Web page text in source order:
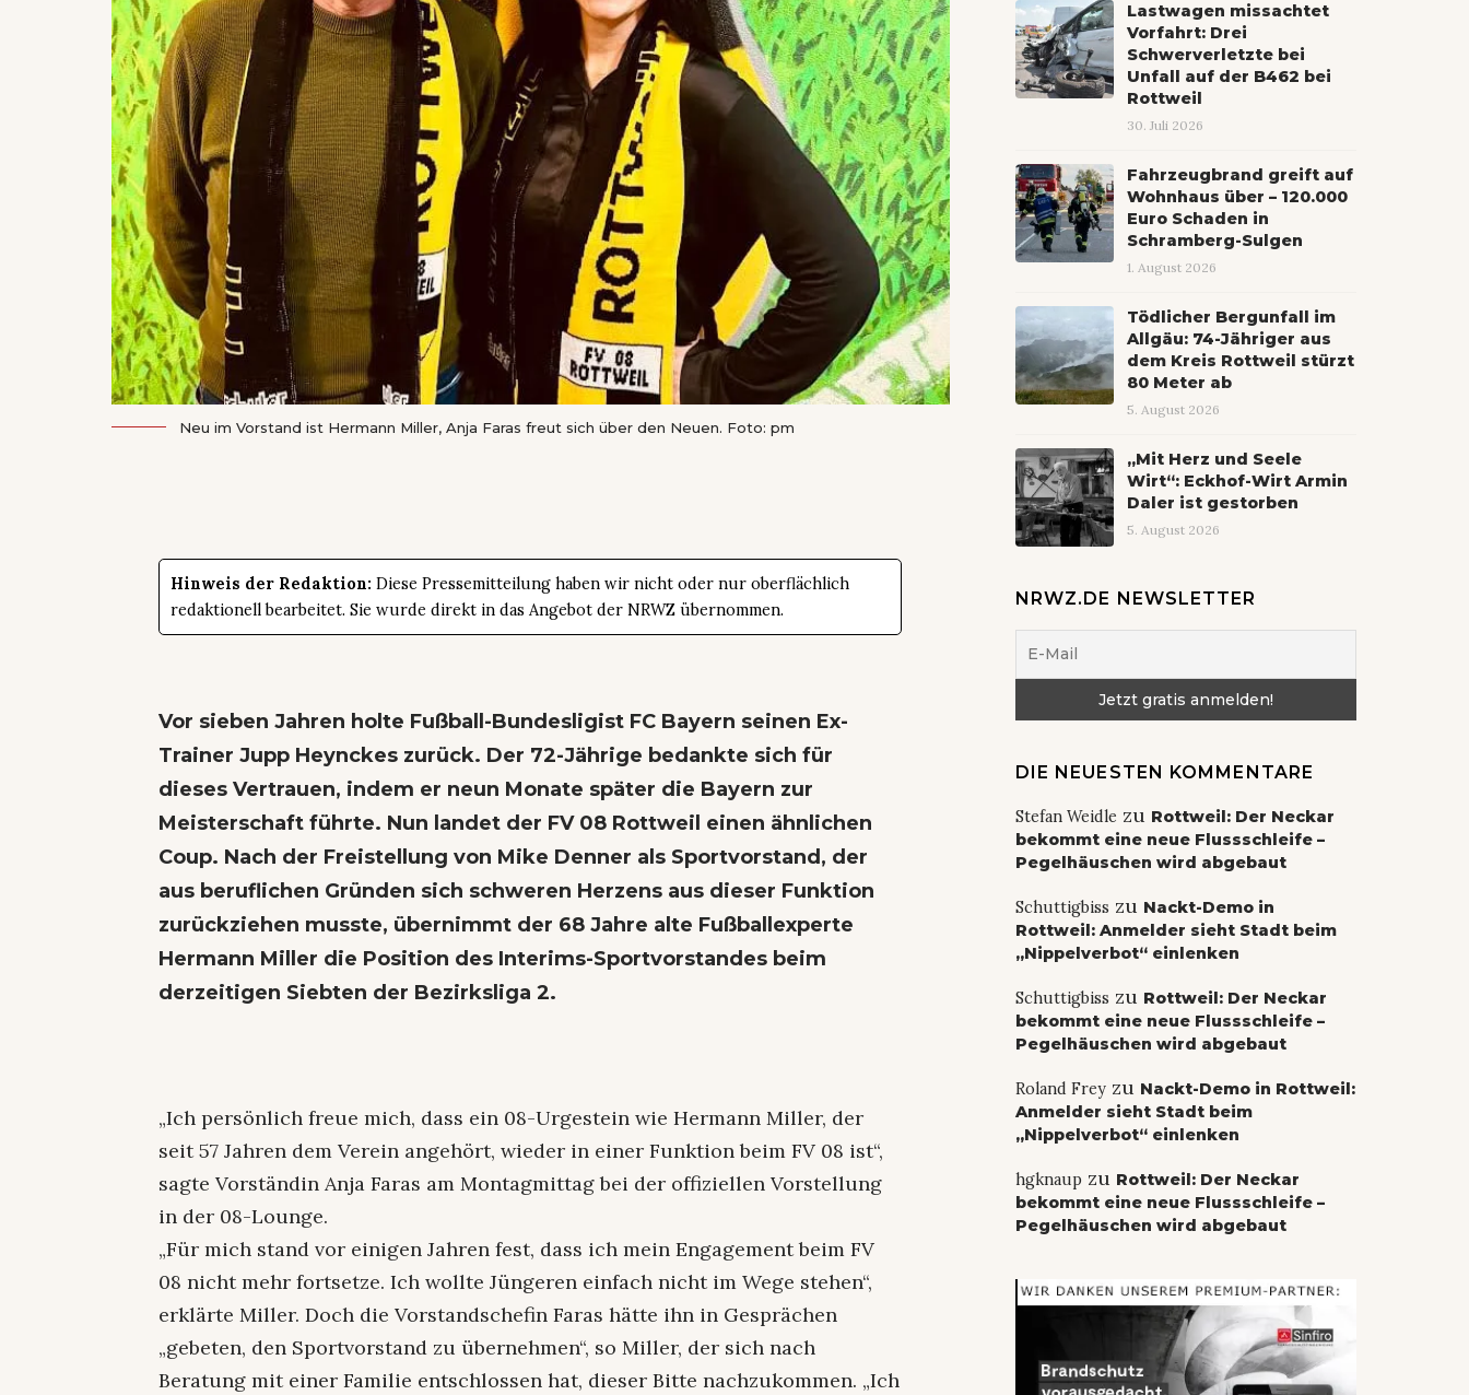
Neu im Vorstand ist Hermann Miller, Anja Faras freut sich über den Neuen. Foto: pm
Hinweis der Redaktion: Diese Pressemitteilung haben wir nicht oder nur oberflächlich
redaktionell bearbeitet. Sie wurde direkt in das Angebot der NRWZ übernommen.
Vor sieben Jahren holte Fußball-Bundesligist FC Bayern seinen Ex-
Trainer Jupp Heynckes zurück. Der 72-Jährige bedankte sich für
dieses Vertrauen, indem er neun Monate später die Bayern zur
Meisterschaft führte. Nun landet der FV 08 Rottweil einen ähnlichen
Coup. Nach der Freistellung von Mike Denner als Sportvorstand, der
aus beruflichen Gründen sich schweren Herzens aus dieser Funktion
zurückziehen musste, übernimmt der 68 Jahre alte Fußballexperte
Hermann Miller die Position des Interims-Sportvorstandes beim
derzeitigen Siebten der Bezirksliga 2.
„Ich persönlich freue mich, dass ein 08-Urgestein wie Hermann Miller, der
seit 57 Jahren dem Verein angehört, wieder in einer Funktion beim FV 08 ist“,
sagte Vorständin Anja Faras am Montagmittag bei der offiziellen Vorstellung
in der 08-Lounge.
„Für mich stand vor einigen Jahren fest, dass ich mein Engagement beim FV
08 nicht mehr fortsetze. Ich wollte Jüngeren einfach nicht im Wege stehen“,
erklärte Miller. Doch die Vorstandschefin Faras hätte ihn in Gesprächen
„gebeten, den Sportvorstand zu übernehmen“, so Miller, der sich nach
Beratung mit einer Familie entschlossen hat, dieser Bitte nachzukommen. „Ich
Lastwagen missachtet
Vorfahrt: Drei
Schwerverletzte bei
Unfall auf der B462 bei
Rottweil
30. Juli 2026
Fahrzeugbrand greift auf
Wohnhaus über – 120.000
Euro Schaden in
Schramberg-Sulgen
1. August 2026
Tödlicher Bergunfall im
Allgäu: 74-Jähriger aus
dem Kreis Rottweil stürzt
80 Meter ab
5. August 2026
„Mit Herz und Seele
Wirt“: Eckhof-Wirt Armin
Daler ist gestorben
5. August 2026
NRWZ.DE NEWSLETTER
DIE NEUESTEN KOMMENTARE
Stefan Weidle zu Rottweil: Der Neckar
bekommt eine neue Flussschleife –
Pegelhäuschen wird abgebaut
Schuttigbiss zu Nackt-Demo in
Rottweil: Anmelder sieht Stadt beim
„Nippelverbot“ einlenken
Schuttigbiss zu Rottweil: Der Neckar
bekommt eine neue Flussschleife –
Pegelhäuschen wird abgebaut
Roland Freyzu Nackt-Demo in Rottweil:
Anmelder sieht Stadt beim
„Nippelverbot“ einlenken
hgknaupzu Rottweil: Der Neckar
bekommt eine neue Flussschleife –
Pegelhäuschen wird abgebaut